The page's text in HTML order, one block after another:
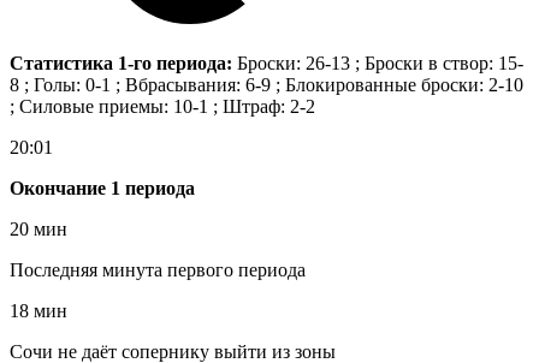
Статистика 1-го периода: Броски: 26-13 ; Броски в створ: 15-
8 ; Голы: 0-1 ; Вбрасывания: 6-9 ; Блокированные броски: 2-10
; Силовые приемы: 10-1 ; Штраф: 2-2
20:01
Окончание 1 периода
20 мин
Последняя минута первого периода
18 мин
Сочи не даёт сопернику выйти из зоны